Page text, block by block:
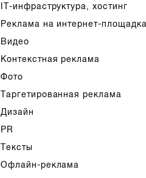
IT-инфраструктура, хостинг
Реклама на интернет-
Видео
Контекстная реклама
Фото
Таргетированная реклама
Дизайн
PR
Тексты
Офлайн-реклама